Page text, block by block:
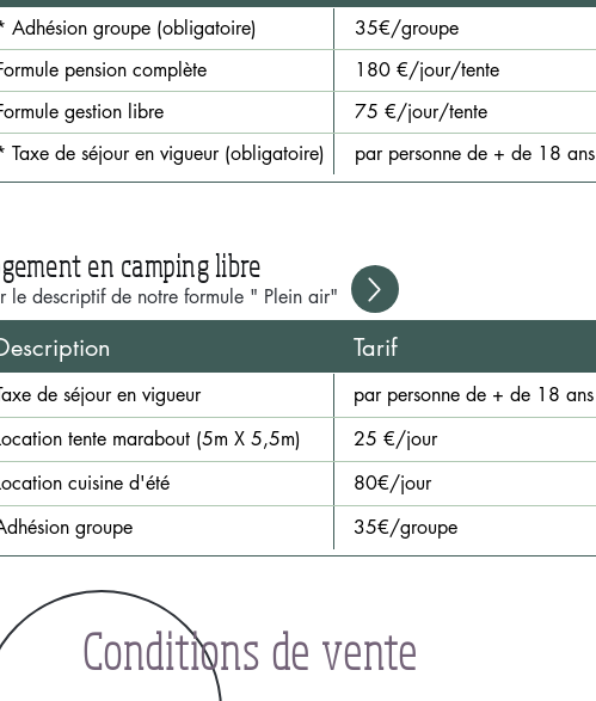
Adhésion groupe (obligatoire)
35€/groupe
pension complète
180 €/jour/tente
gestion libre
75 €/jour/tente
Taxe de séjour en vigueur (obligatoire)
par personne de + de 18 ans
en camping libre
Tarif
de séjour en vigueur
par personne de + de 18 ans
tente marabout (5m X 5,5m)
25 €/jour
cuisine d'été
80€/jour
groupe
35€/groupe
le descriptif de notre formule " Plein air"
Conditions de vente